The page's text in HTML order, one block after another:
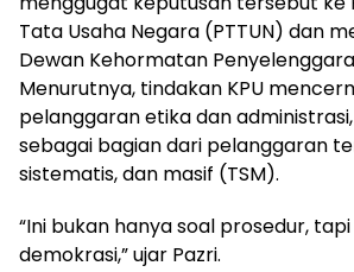
Tata Usaha Negara (PTTUN) dan
Dewan Kehormatan
Menurutnya, tindakan KPU
pelanggaran etika dan
sebagai bagian dari pelanggaran
sistematis, dan masif (TSM).
“Ini bukan hanya soal prosedur,
demokrasi,” ujar Pazri.